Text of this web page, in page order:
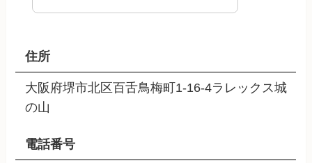
住所
大阪府堺市北区百舌鳥梅町1-16-4ラレックス城
の山
電話番号